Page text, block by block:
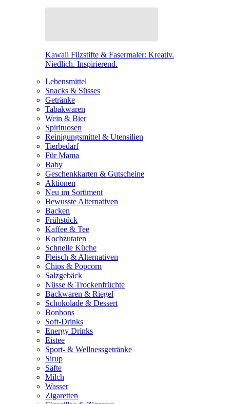
Kawaii Filzstifte & Fasermaler: Kreativ.
Niedlich. Inspirierend.
Lebensmittel
Snacks & Süsses
Getränke
Tabakwaren
Wein & Bier
Spirituosen
Reinigungsmittel & Utensilien
Tierbedarf
Für Mama
Baby
Geschenkkarten & Gutscheine
Aktionen
Neu im Sortiment
Bewusste Alternativen
Backen
Frühstück
Kaffee & Tee
Kochzutaten
Schnelle Küche
Fleisch & Alternativen
Chips & Popcorn
Salzgebäck
Nüsse & Trockenfrüchte
Backwaren & Riegel
Schokolade & Dessert
Bonbons
Soft-Drinks
Energy Drinks
Eistee
Sport- & Wellnessgetränke
Sirup
Säfte
Milch
Wasser
Zigaretten